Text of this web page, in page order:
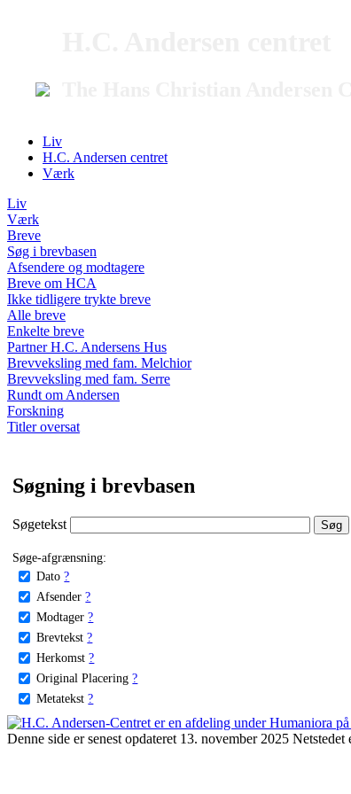
Liv
H.C. Andersen centret
Værk
Liv
Værk
Breve
Søg i brevbasen
Afsendere og modtagere
Breve om HCA
Ikke tidligere trykte breve
Alle breve
Enkelte breve
Partner H.C. Andersens Hus
Brevveksling med fam. Melchior
Brevveksling med fam. Serre
Rundt om Andersen
Forskning
Titler oversat
Søgning i brevbasen
Søgetekst
Søge-afgrænsning:
Dato ?
Afsender ?
Modtager ?
Brevtekst ?
Herkomst ?
Original Placering ?
Metatekst ?
Denne side er senest opdateret 13. november 2025